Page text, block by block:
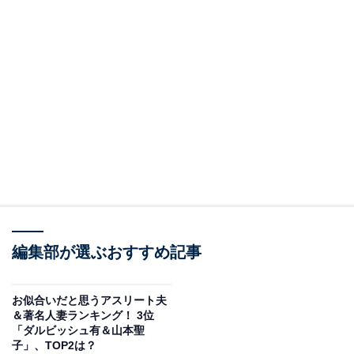
編集部が選ぶおすすめ記事
お似合いだと思うアスリート夫
＆著名人妻ランキング！ 3位
「ダルビッシュ有＆山本聖
子」、TOP2は？